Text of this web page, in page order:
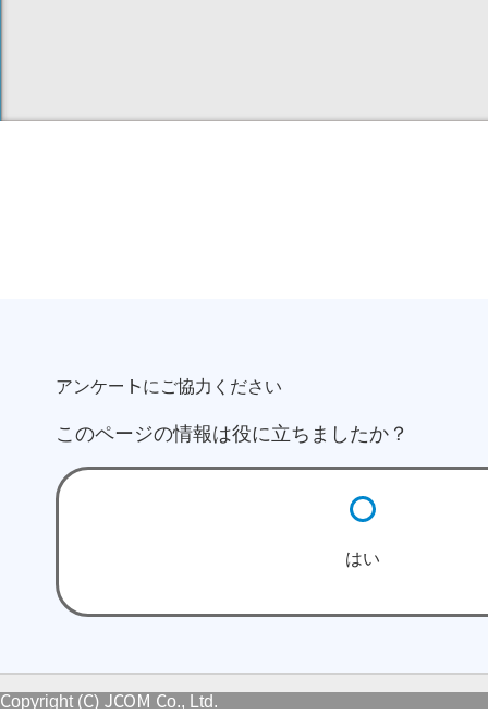
アンケートにご協力ください
このページの情報は役に立ちましたか？
はい
Copyright (C) JCOM Co., Ltd.